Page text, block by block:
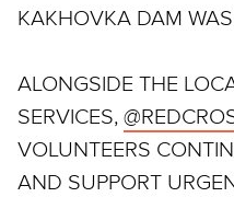
KAKHOVKA DAM
ALONGSIDE THE
SERVICES,
VOLUNTEERS
AND SUPPORT